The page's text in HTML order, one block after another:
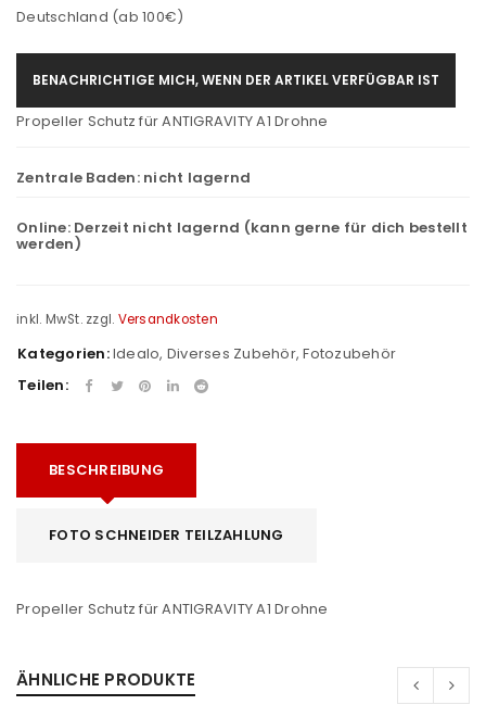
Deutschland (ab 100€)
BENACHRICHTIGE MICH, WENN DER ARTIKEL VERFÜGBAR IST
Propeller Schutz für ANTIGRAVITY A1 Drohne
Zentrale Baden: nicht lagernd
Online: Derzeit nicht lagernd (kann gerne für dich bestellt
werden)
inkl. MwSt. zzgl. Versandkosten
Kategorien:Idealo, Diverses Zubehör,Fotozubehör
Teilen:
BESCHREIBUNG
FOTO SCHNEIDER TEILZAHLUNG
Propeller Schutz für ANTIGRAVITY A1 Drohne
ÄHNLICHE PRODUKTE